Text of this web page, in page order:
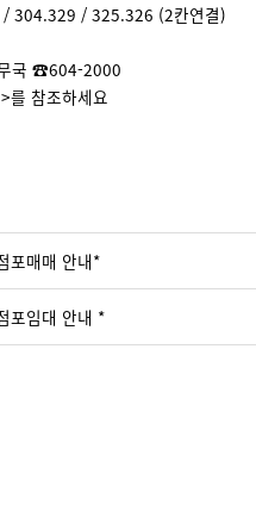
304.329 / 325.326 (2칸연결)
국 ☎604-2000
를 참조하세요
포매매 안내*
포임대 안내 *